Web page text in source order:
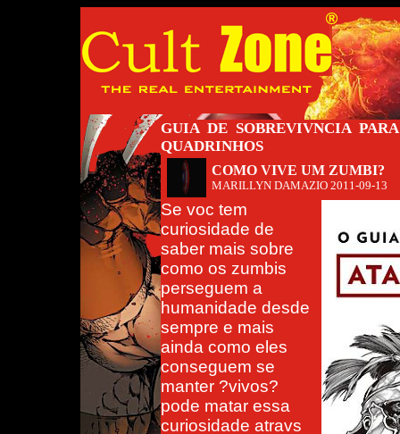
GUIA DE SOBREVIVNCIA
QUADRINHOS
COMO VIVE UM ZUMBI?
MARILLYN DAMAZIO 2011-09-13
Se voc tem
curiosidade de
saber mais sobre
como os zumbis
perseguem a
humanidade desde
sempre e mais
ainda como eles
conseguem se
manter ?vivos?
pode matar essa
curiosidade atravs